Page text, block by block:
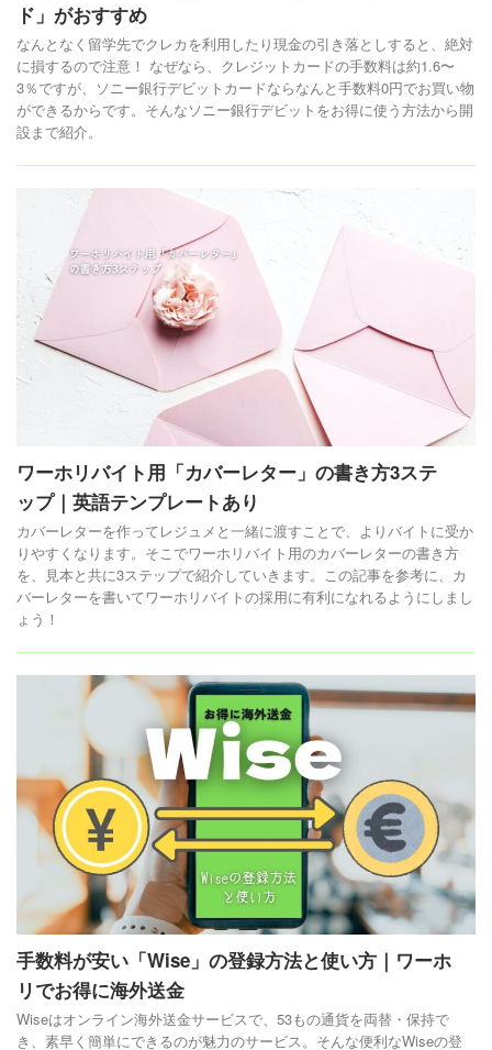
ド」がおすすめ
なんとなく留学先でクレカを利用したり現金の引き落としすると、絶対
に損するので注意！ なぜなら、クレジットカードの手数料は約1.6〜
3％ですが、ソニー銀行デビットカードならなんと手数料0円でお買い物
ができるからです。そんなソニー銀行デビットをお得に使う方法から開
設まで紹介。
ワーホリバイト用「カバーレター」の書き方3ステ
ップ｜英語テンプレートあり
カバーレターを作ってレジュメと一緒に渡すことで、よりバイトに受か
りやすくなります。そこでワーホリバイト用のカバーレターの書き方
を、見本と共に3ステップで紹介していきます。この記事を参考に、カ
バーレターを書いてワーホリバイトの採用に有利になれるようにしまし
ょう！
手数料が安い「Wise」の登録方法と使い方｜ワーホ
リでお得に海外送金
Wiseはオンライン海外送金サービスで、53もの通貨を両替・保持で
き、素早く簡単にできるのが魅力のサービス。そんな便利なWiseの登